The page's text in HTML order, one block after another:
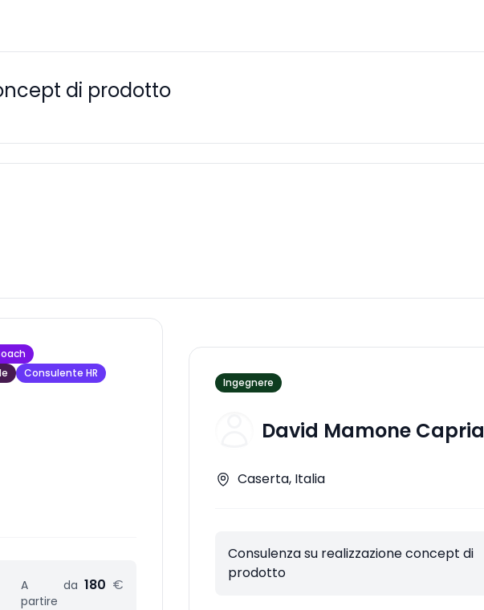
di prodotto
Consulente HR
A
partire
da 180 €
Ingegnere
David Mamone Capria
Caserta, Italia
Consulenza su realizzazione concept di
prodotto